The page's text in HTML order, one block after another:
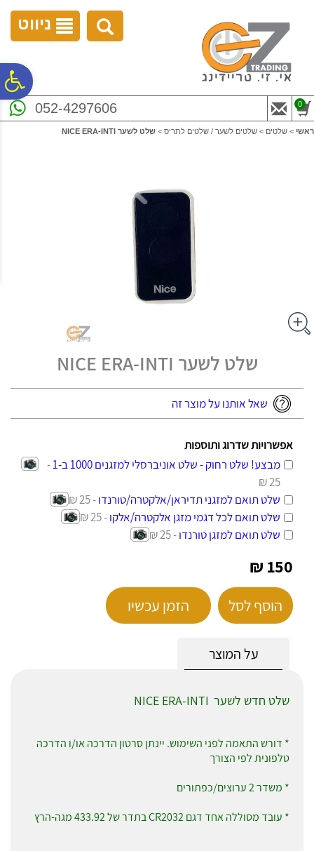
נגישות
ניווט
052-4297606 0
ראשי > שלטים > שלטים לשער / שלטים לתריס > שלט לשער NICE ERA-INTI
שלט לשער NICE ERA-INTI
שאל אותנו על מוצר זה
אפשרויות שדרוג ותוספות
מבצע! שלט רחוק - שלט אוניברסלי למזגנים 1000 ב-1
-
25 ₪
שלט תואם למזגני תדיראן/אלקטרה/טורנדו- 25 ₪
שלט תואם לכל דגמי מזגן אלקטרה/אלקו- 25 ₪
שלט תואם למזגן טורנדו- 25 ₪
150 ₪
הוסף לסל הזמן עכשיו
על המוצר
שלט חדש לשער NICE ERA-INTI
* דורש התאמה לפני השימוש. יינתן סרטון הדרכה או/ו הדרכה
טלפונית לפי הצורך
* משדר 2 ערוצים/כפתורים
* עובד מסוללה אחד דגם CR2032 בתדר של 433.92 מגה-הרץ